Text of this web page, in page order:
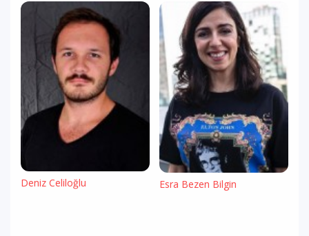
Deniz Celiloğlu Esra Bezen Bilgin